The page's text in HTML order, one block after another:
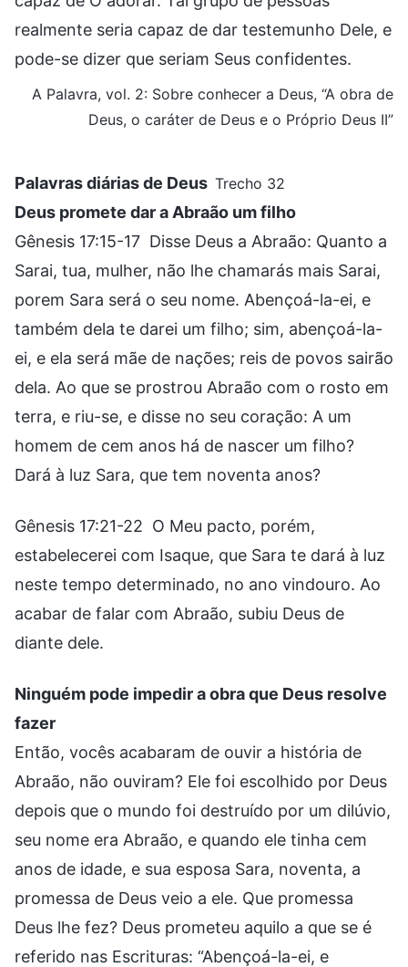
realmente seria capaz de dar testemunho Dele, e
pode-se dizer que seriam Seus confidentes.
A Palavra, vol. 2: Sobre conhecer a Deus, “A obra de
Deus, o caráter de Deus e o Próprio Deus II”
Palavras diárias de Deus Trecho 32
Deus promete dar a Abraão um filho
Gênesis 17:15-17 Disse Deus a Abraão: Quanto a
Sarai, tua, mulher, não lhe chamarás mais Sarai,
porem Sara será o seu nome. Abençoá-la-ei, e
também dela te darei um filho; sim, abençoá-la-
ei, e ela será mãe de nações; reis de povos sairão
dela. Ao que se prostrou Abraão com o rosto em
terra, e riu-se, e disse no seu coração: A um
homem de cem anos há de nascer um filho?
Dará à luz Sara, que tem noventa anos?
Gênesis 17:21-22 O Meu pacto, porém,
estabelecerei com Isaque, que Sara te dará à luz
neste tempo determinado, no ano vindouro. Ao
acabar de falar com Abraão, subiu Deus de
diante dele.
Ninguém pode impedir a obra que Deus resolve
fazer
Então, vocês acabaram de ouvir a história de
Abraão, não ouviram? Ele foi escolhido por Deus
depois que o mundo foi destruído por um dilúvio,
seu nome era Abraão, e quando ele tinha cem
anos de idade, e sua esposa Sara, noventa, a
promessa de Deus veio a ele. Que promessa
Deus lhe fez? Deus prometeu aquilo a que se é
referido nas Escrituras: “Abençoá-la-ei, e